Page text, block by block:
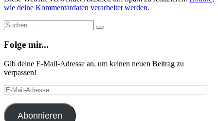
wie deine Kommentardaten verarbeitet werden.
Suche
Suchen
Folge mir...
Gib deine E-Mail-Adresse an, um keinen neuen Beitrag zu
verpassen!
E-
Mail-
Adresse
Abonnieren